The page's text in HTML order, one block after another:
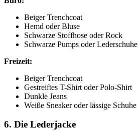
Beiger Trenchcoat
Hemd oder Bluse
Schwarze Stoffhose oder Rock
Schwarze Pumps oder Lederschuhe
Freizeit:
Beiger Trenchcoat
Gestreiftes T-Shirt oder Polo-Shirt
Dunkle Jeans
Weiße Sneaker oder lässige Schuhe
6. Die Lederjacke